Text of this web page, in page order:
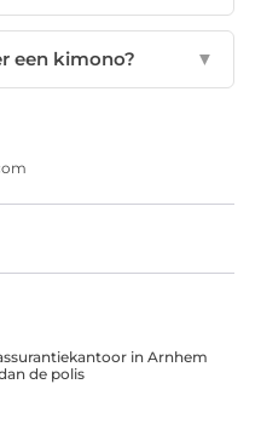
een kimono? ▼
in Arnhem
de polis